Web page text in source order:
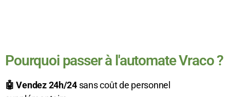
Pourquoi passer à l'automate Vraco ?
🤖 Vendez 24h/24sans coût de personnel